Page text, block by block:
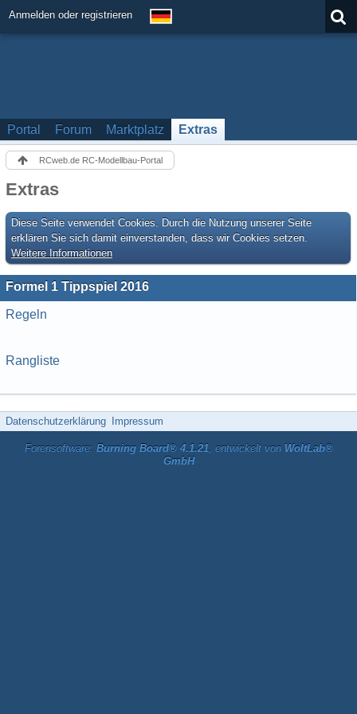
Anmelden oder registrieren
Portal Forum Marktplatz Extras
RCweb.de RC-Modellbau-Portal
Extras
Diese Seite verwendet Cookies. Durch die Nutzung unserer Seite
erklären Sie sich damit einverstanden, dass wir Cookies setzen.
Weitere Informationen
Formel 1 Tippspiel 2016
Regeln
Rangliste
Datenschutzerklärung Impressum
Forensoftware: Burning Board® 4.1.21, entwickelt von WoltLab®
GmbH